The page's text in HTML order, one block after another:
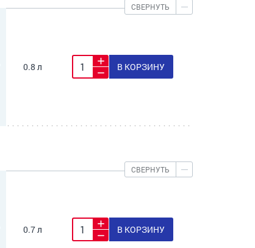
СВЕРНУТЬ
0.8 л В КОРЗИНУ
СВЕРНУТЬ
0.7 л В КОРЗИНУ